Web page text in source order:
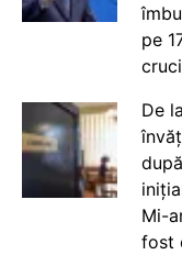
pe
De
Mi-
fost